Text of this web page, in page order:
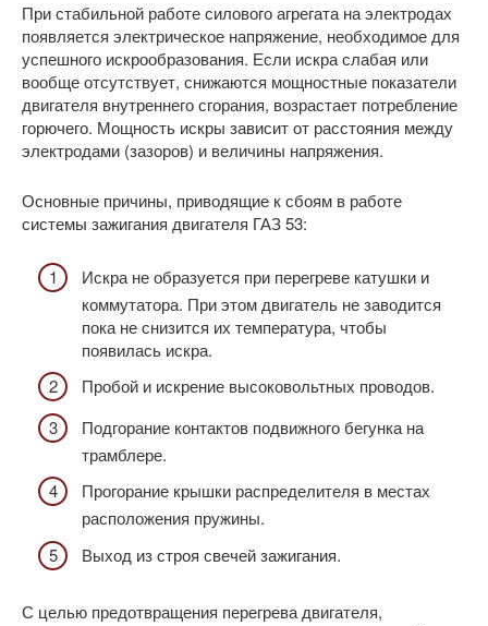
При стабильной работе силового агрегата на электродах
появляется электрическое напряжение, необходимое для
успешного искрообразования. Если искра слабая или
вообще отсутствует, снижаются мощностные показатели
двигателя внутреннего сгорания, возрастает потребление
горючего. Мощность искры зависит от расстояния между
электродами (зазоров) и величины напряжения.
Основные причины, приводящие к сбоям в работе
системы зажигания двигателя ГАЗ 53:
Искра не образуется при перегреве катушки и
коммутатора. При этом двигатель не заводится
пока не снизится их температура, чтобы
появилась искра.
Пробой и искрение высоковольтных проводов.
Подгорание контактов подвижного бегунка на
трамблере.
Прогорание крышки распределителя в местах
расположения пружины.
Выход из строя свечей зажигания.
С целью предотвращения перегрева двигателя,